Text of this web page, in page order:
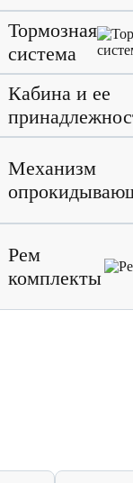
Тормозная
система
Кабина и ее
Механизм
Рем
комплекты